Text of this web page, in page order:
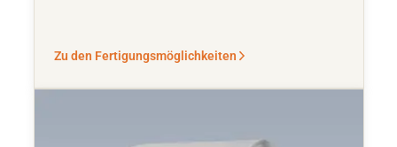
Zu den Fertigungsmöglichkeiten